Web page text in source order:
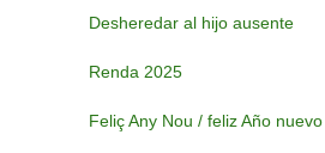
Desheredar al hijo ausente
Renda 2025
Feliç Any Nou / feliz Año